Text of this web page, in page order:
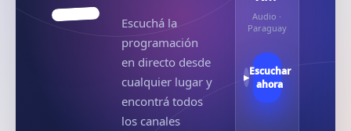
Escuchá la
programación
en directo desde
cualquier lugar y
encontrá todos
los canales
Audio ·
Paraguay
▶Escuchar
ahora